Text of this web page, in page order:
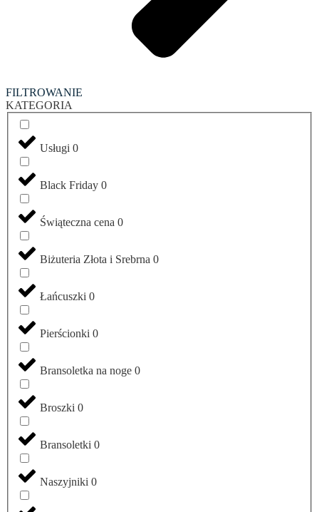
FILTROWANIE
KATEGORIA
Usługi 0
Black Friday 0
Świąteczna cena 0
Biżuteria Złota i Srebrna 0
Łańcuszki 0
Pierścionki 0
Bransoletka na noge 0
Broszki 0
Bransoletki 0
Naszyjniki 0